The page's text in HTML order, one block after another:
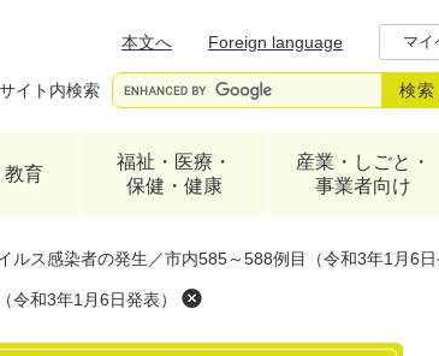
本文へ
Foreign language マイ
サイト内検索
教育
福祉・医療・
保健・健康
産業・しごと・
事業者向け
ルス感染者の発生／市内585～588例目（令和3年1月6日
令和3年1月6日発表）